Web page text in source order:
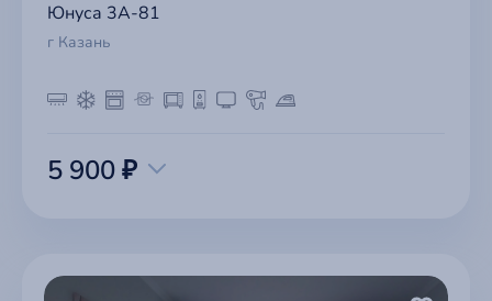
Юнуса 3А-81
г Казань
5 900 ₽